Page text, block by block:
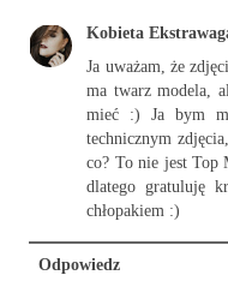
Kobieta
Ja uważam, że
ma twarz modela,
mieć :) Ja bym
technicznym
co? To nie jest Top
dlatego gratuluję
chłopakiem :)
Odpowiedz